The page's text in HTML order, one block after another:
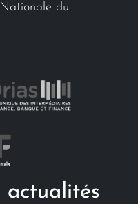
du
actualités